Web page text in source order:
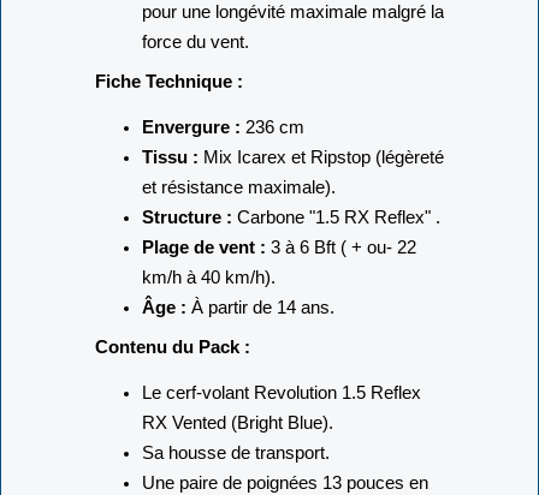
pour une longévité maximale malgré la
force du vent.
Fiche Technique :
Envergure : 236 cm
Tissu : Mix Icarex et Ripstop (légèreté
et résistance maximale).
Structure : Carbone "1.5 RX Reflex" .
Plage de vent : 3 à 6 Bft ( + ou- 22
km/h à 40 km/h).
Âge : À partir de 14 ans.
Contenu du Pack :
Le cerf-volant Revolution 1.5 Reflex
RX Vented (Bright Blue).
Sa housse de transport.
Une paire de poignées 13 pouces en